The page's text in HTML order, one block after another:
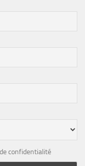
confidentialité